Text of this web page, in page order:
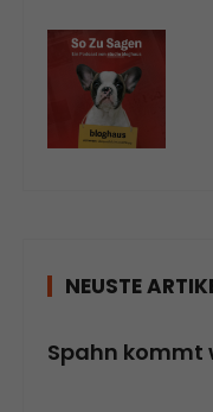
NEUSTE
Spahn kommt